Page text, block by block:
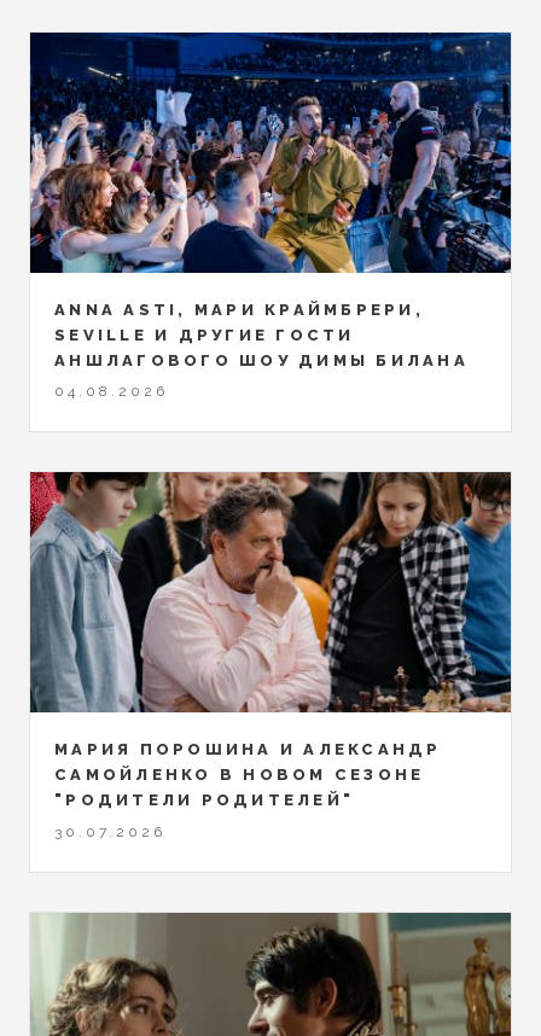
ANNA ASTI, МАРИ КРАЙМБРЕРИ,
SEVILLE И ДРУГИЕ ГОСТИ
АНШЛАГОВОГО ШОУ ДИМЫ БИЛАНА
04.08.2026
МАРИЯ ПОРОШИНА И АЛЕКСАНДР
САМОЙЛЕНКО В НОВОМ СЕЗОНЕ
"РОДИТЕЛИ РОДИТЕЛЕЙ"
30.07.2026